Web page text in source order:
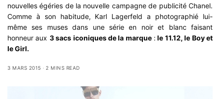
nouvelles égéries de la nouvelle campagne de publicité Chanel.
Comme à son habitude, Karl Lagerfeld a photographié lui-
même ses muses dans une série en noir et blanc faisant
honneur aux 3 sacs iconiques de la marque: le 11.12, le Boy et
le Girl.
3 MARS 2015 2 MINS READ